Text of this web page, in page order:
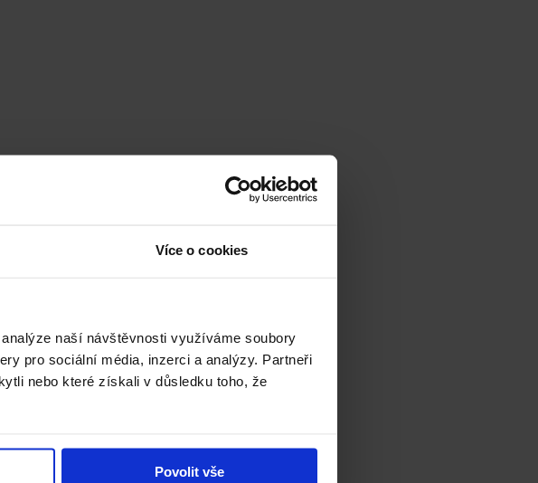
Více o cookies
naší návštěvnosti využíváme soubory
pro sociální média, inzerci a analýzy. Partneři
nebo které získali v důsledku toho, že
Povolit vše